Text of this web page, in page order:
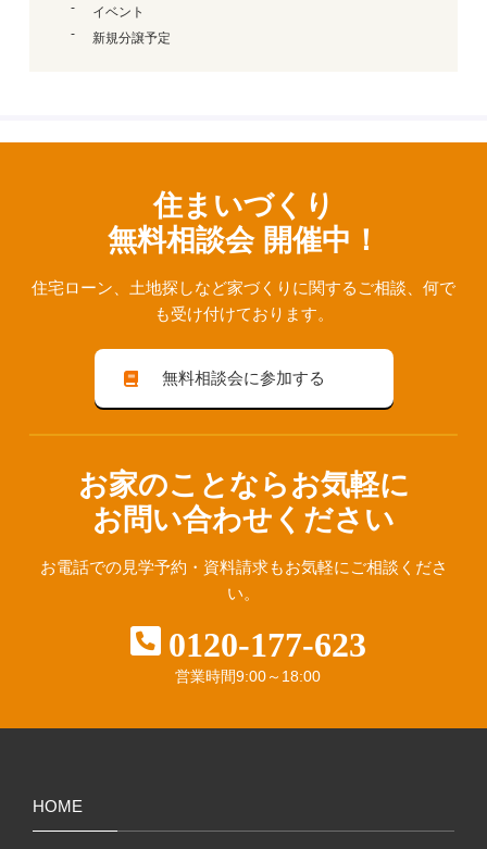
イベント
新規分譲予定
住まいづくり
無料相談会 開催中！
住宅ローン、⼟地探しなど家づくりに関するご相談、 何で
も受け付けております。
無料相談会に参加する
お家のことならお気軽に
お問い合わせください
お電話での見学予約・資料請求もお気軽にご相談くださ
い。
0120-177-623
営業時間9:00～18:00
HOME